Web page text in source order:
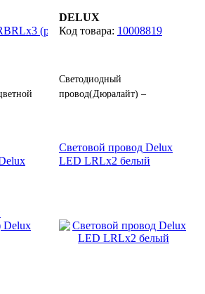
(разноцветный)
DELUX
10008819
Светодиодный
провод(Дюралайт) –
расположенными внутри
светодиодами, выполняет
декоративной подсветки
деревьев, зданий и других
Световой провод Delux
LED LRLx2 белый